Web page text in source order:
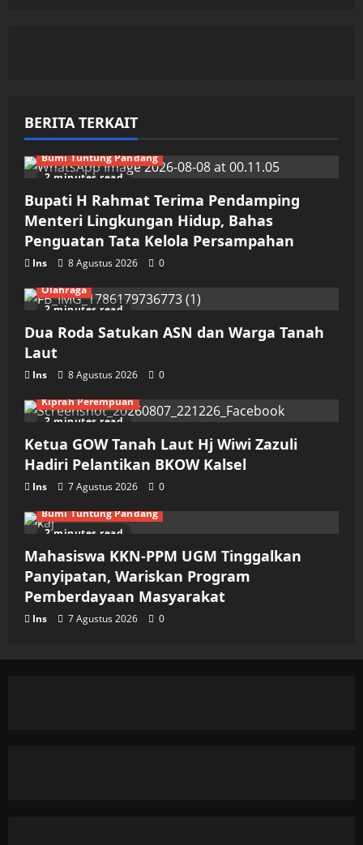
BERITA TERKAIT
2 minutes read
Bumi Tuntung Pandang
Bupati H Rahmat Terima Pendamping
Menteri Lingkungan Hidup, Bahas
Penguatan Tata Kelola Persampahan
Ins 8 Agustus 2026 0
2 minutes read
Olahraga
Dua Roda Satukan ASN dan Warga Tanah
Laut
Ins 8 Agustus 2026 0
2 minutes read
Kiprah Perempuan
Ketua GOW Tanah Laut Hj Wiwi Zazuli
Hadiri Pelantikan BKOW Kalsel
Ins 7 Agustus 2026 0
2 minutes read
Bumi Tuntung Pandang
Mahasiswa KKN-PPM UGM Tinggalkan
Panyipatan, Wariskan Program
Pemberdayaan Masyarakat
Ins 7 Agustus 2026 0